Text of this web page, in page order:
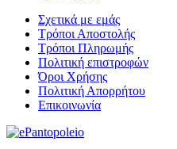
Σχετικά με εμάς
Τρόποι Αποστολής
Τρόποι Πληρωμής
Πολιτική επιστροφών
Όροι Χρήσης
Πολιτική Απορρήτου
Επικοινωνία